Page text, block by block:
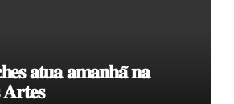
𝐚𝐭𝐮𝐚 𝐚𝐦𝐚𝐧𝐡𝐚̃ 𝐧𝐚